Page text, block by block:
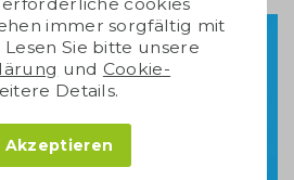
immer sorgfältig mit
Sie bitte unsere
und Cookie-
Details.
Akzeptieren